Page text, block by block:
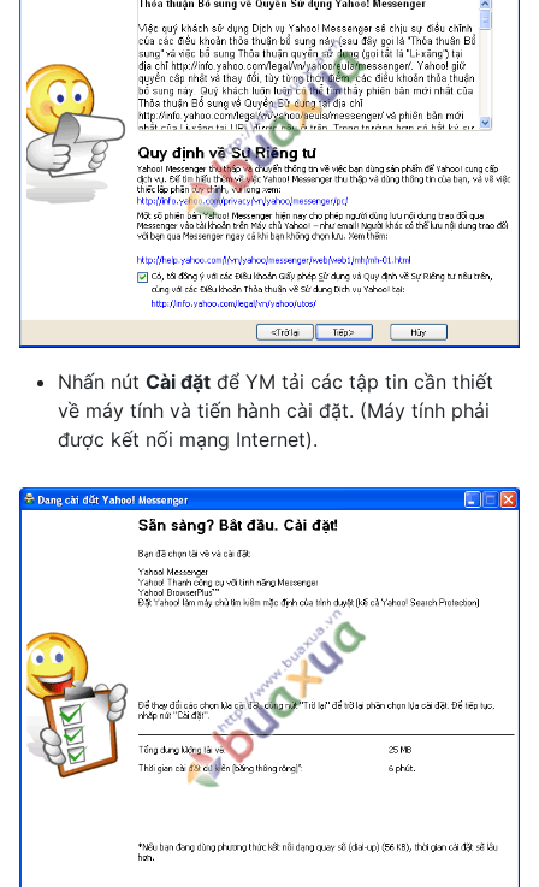
Nhấn nút Cài đặt để YM tải các tập tin cần thiết
về máy tính và tiến hành cài đặt. (Máy tính phải
được kết nối mạng Internet).